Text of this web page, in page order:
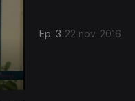
Ep. 3 22 nov. 2016